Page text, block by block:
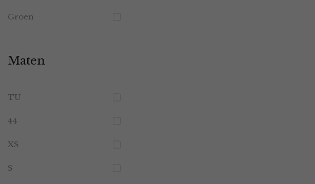
Groen
Maten
TU
44
XS
S